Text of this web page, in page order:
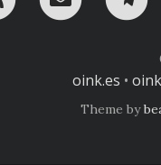
oink.es •
Theme by